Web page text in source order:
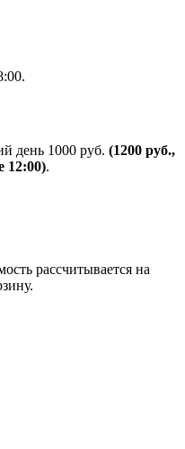
день 1000 руб. (1200 руб.,
12:00).
рассчитывается на